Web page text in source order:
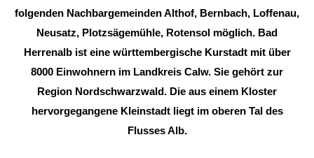
folgenden Nachbargemeinden Althof, Bernbach, Loffenau,
Neusatz, Plotzsägemühle, Rotensol möglich. Bad
Herrenalb ist eine württembergische Kurstadt mit über
8000 Einwohnern im Landkreis Calw. Sie gehört zur
Region Nordschwarzwald. Die aus einem Kloster
hervorgegangene Kleinstadt liegt im oberen Tal des
Flusses Alb.